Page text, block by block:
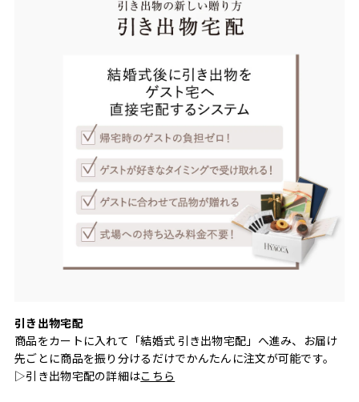
引き出物宅配
商品をカートに入れて「結婚式 引き出物宅配」へ進み、お届け
先ごとに商品を振り分けるだけでかんたんに注文が可能です。
▷引き出物宅配の詳細はこちら